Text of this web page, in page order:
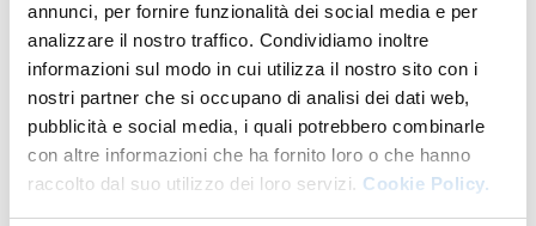
annunci, per fornire funzionalità dei social media e per
analizzare il nostro traffico. Condividiamo inoltre
informazioni sul modo in cui utilizza il nostro sito con i
nostri partner che si occupano di analisi dei dati web,
pubblicità e social media, i quali potrebbero combinarle
con altre informazioni che ha fornito loro o che hanno
raccolto dal suo utilizzo dei loro servizi. Cookie Policy.
More facility staff at this address
Personale tecnico amministrativo